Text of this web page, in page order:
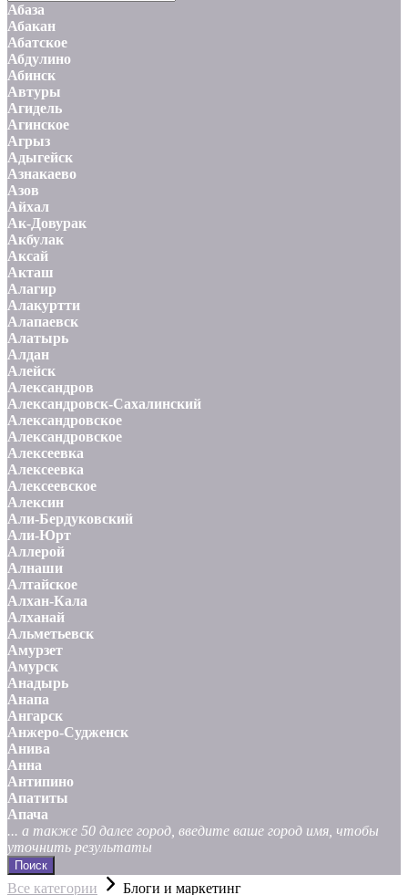
Абаза
Абакан
Абатское
Абдулино
Абинск
Автуры
Агидель
Агинское
Агрыз
Адыгейск
Азнакаево
Азов
Айхал
Ак-Довурак
Акбулак
Аксай
Акташ
Алагир
Алакуртти
Алапаевск
Алатырь
Алдан
Алейск
Александров
Александровск-Сахалинский
Александровское
Александровское
Алексеевка
Алексеевка
Алексеевское
Алексин
Али-Бердуковский
Али-Юрт
Аллерой
Алнаши
Алтайское
Алхан-Кала
Алханай
Альметьевск
Амурзет
Амурск
Анадырь
Анапа
Ангарск
Анжеро-Судженск
Анива
Анна
Антипино
Апатиты
Апача
... а также 50 далее город, введите ваше город имя, чтобы
уточнить результаты
Поиск
Все категории
Блоги и маркетинг